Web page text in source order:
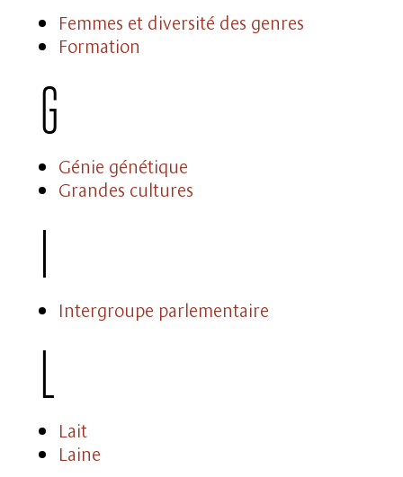
Femmes et diversité des genres
Formation
G
Génie génétique
Grandes cultures
Intergroupe parlementaire
Lait
Laine